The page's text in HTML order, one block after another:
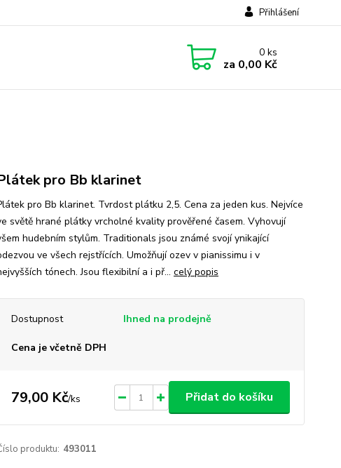
Přihlášení
0ks
za 0,00 Kč
pro Bb klarinet
pro Bb klarinet. Tvrdost plátku 2,5. Cena za jeden kus. Nejvíce
světě hrané plátky vrcholné kvality prověřené časem. Vyhovují
hudebním stylům. Traditionals jsou známé svojí ynikající
ve všech rejstřících. Umožňují ozev v pianissimu i v
tónech. Jsou flexibilní a i př... celý popis
Dostupnost Ihned na prodejně
Cena je včetně DPH
79,00 Kč/ks Přidat do košíku
produktu: 493011